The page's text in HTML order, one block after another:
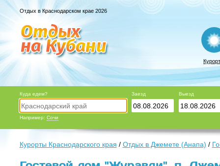
Отдых в Краснодарском крае 2026
Куда едем?
Например: Сочи
Заезд Выезд
Курорты Краснодарского края / Отдых в Джемете (Анапа) /